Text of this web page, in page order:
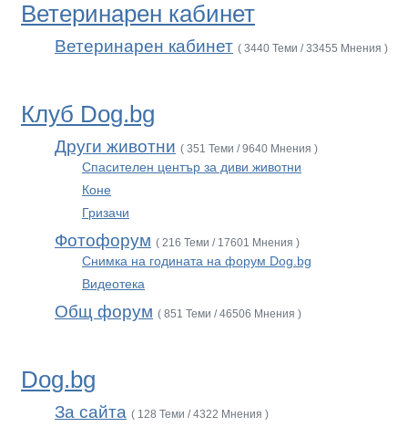
Ветеринарен кабинет
Ветеринарен кабинет ( 3440 Теми / 33455 Мнения )
Клуб Dog.bg
Други животни ( 351 Теми / 9640 Мнения )
Спасителен център за диви животни
Коне
Гризачи
Фотофорум ( 216 Теми / 17601 Мнения )
Снимка на годината на форум Dog.bg
Видеотека
Общ форум ( 851 Теми / 46506 Мнения )
Dog.bg
За сайта ( 128 Теми / 4322 Мнения )